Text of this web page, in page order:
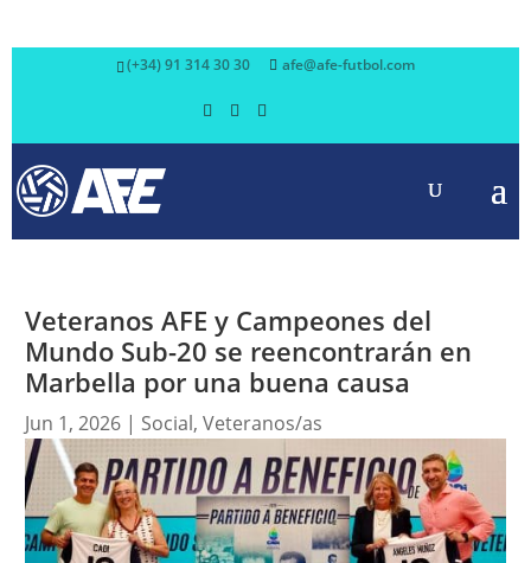
(+34) 91 314 30 30 afe@afe-futbol.com
Veteranos AFE y Campeones del
Mundo Sub-20 se reencontrarán en
Marbella por una buena causa
Jun 1, 2026| Social, Veteranos/as